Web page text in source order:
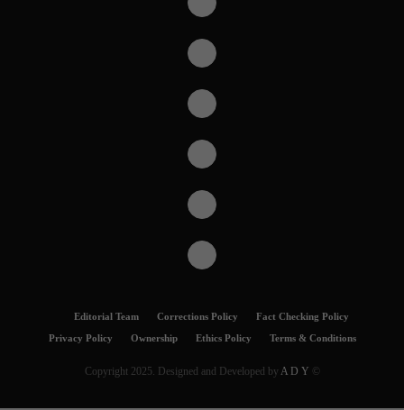
Fact Checking Policy
Corrections Policy
Editorial Team
Terms & Conditions
Ethics Policy
Ownership
Privacy Policy
© Copyright 2025. Designed and Developed by
A D Y